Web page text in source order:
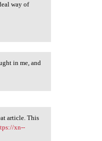
way of
in me, and
article. This
xn--